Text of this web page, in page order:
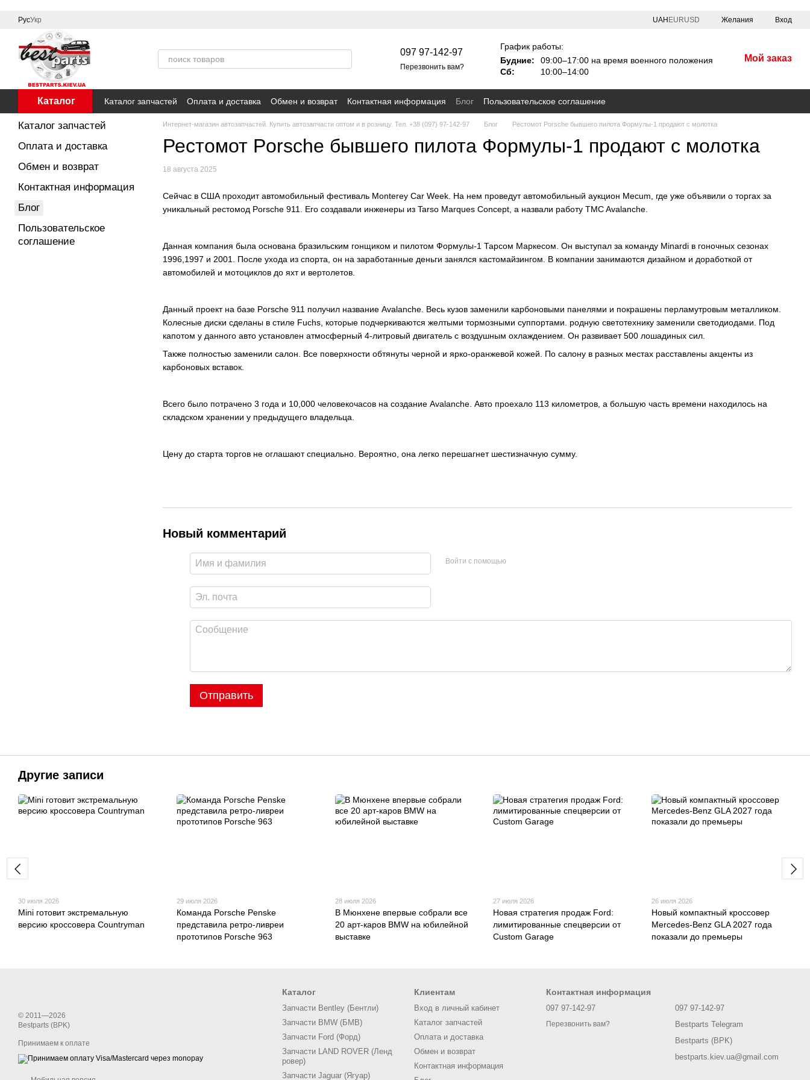
Перейти к основному контенту
РусУкр UAH EURUSD Желания Вход
097 97-142-97
Перезвонить вам?
График работы:
Будние:
09:00–17:00 на время военного положения
Сб:
10:00–14:00
Мой заказ
Каталог Каталог запчастей Оплата и доставка Обмен и возврат Контактная информация Блог Пользовательское соглашение
Интернет-магазин автозапчастей. Купить автозапчасти оптом и в розницу. Тел. +38 (097) 97-142-97 Блог Рестомот Porsche бывшего пилота Формулы-1 продают с молотка
Рестомот Porsche бывшего пилота Формулы-1 продают с молотка
18 августа 2025
Сейчас в США проходит автомобильный фестиваль Monterey Car Week. На нем проведут автомобильный аукцион Mecum, где уже объявили о торгах за
уникальный рестомод Porsche 911. Его создавали инженеры из Tarso Marques Concept, а назвали работу TMC Avalanche.
Данная компания была основана бразильским гонщиком и пилотом Формулы-1 Тарсом Маркесом. Он выступал за команду Minardi в гоночных сезонах
1996,1997 и 2001. После ухода из спорта, он на заработанные деньги занялся кастомайзингом. В компании занимаются дизайном и доработкой от
автомобилей и мотоциклов до яхт и вертолетов.
Данный проект на базе Porsche 911 получил название Avalanche. Весь кузов заменили карбоновыми панелями и покрашены перламутровым металликом.
Колесные диски сделаны в стиле Fuchs, которые подчеркиваются желтыми тормозными суппортами. родную светотехнику заменили светодиодами. Под
капотом у данного авто установлен атмосферный 4-литровый двигатель с воздушным охлаждением. Он развивает 500 лошадиных сил.
Также полностью заменили салон. Все поверхности обтянуты черной и ярко-оранжевой кожей. По салону в разных местах расставлены акценты из
карбоновых вставок.
Всего было потрачено 3 года и 10,000 человекочасов на создание Avalanche. Авто проехало 113 километров, а большую часть времени находилось на
складском хранении у предыдущего владельца.
Цену до старта торгов не оглашают специально. Вероятно, она легко перешагнет шестизначную сумму.
Новый комментарий
Войти с помощью
Отправить
Каталог запчастей
Оплата и доставка
Обмен и возврат
Контактная информация
Блог
Пользовательское
соглашение
Другие записи
30 июля 2026
Mini готовит экстремальную
версию кроссовера Countryman
29 июля 2026
Команда Porsche Penske
представила ретро-ливреи
прототипов Porsche 963
28 июля 2026
В Мюнхене впервые собрали все
20 арт-каров BMW на юбилейной
выставке
27 июля 2026
Новая стратегия продаж Ford:
лимитированные спецверсии от
Custom Garage
26 июля 2026
Новый компактный кроссовер
Mercedes-Benz GLA 2027 года
показали до премьеры
© 2011—2026
Bestparts (BPK)
Принимаем к оплате
Каталог
Запчасти Bentley (Бентли)
Запчасти BMW (БМВ)
Запчасти Ford (Форд)
Запчасти LAND ROVER (Ленд
ровер)
Запчасти Jaguar (Ягуар)
Клиентам
Вход в личный кабинет
Каталог запчастей
Оплата и доставка
Обмен и возврат
Контактная информация
Контактная информация
097 97-142-97
Перезвонить вам?
097 97-142-97
Bestparts Telegram
Bestparts (BPK)
bestparts.kiev.ua@gmail.com